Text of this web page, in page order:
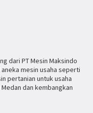
dari PT Mesin Maksindo
mesin usaha seperti
pertanian untuk usaha
dan kembangkan